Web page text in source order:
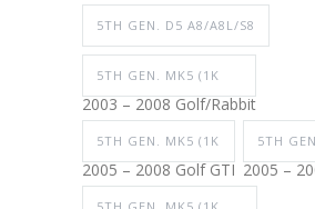
5TH GEN. D5 A8/A8L/S8
5TH GEN. MK5 (1K
2003 – 2008 Golf/Rabbit
5TH GEN. MK5 (1K
2005 – 2008 Golf GTI
5TH
2005 –